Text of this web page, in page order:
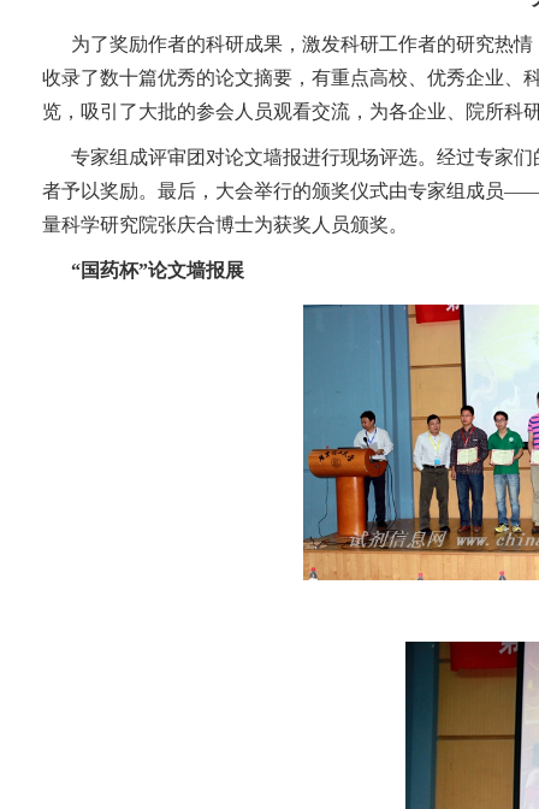
为了奖励作者的科研成果，激发科研工作者的研究热
收录了数十篇优秀的论文摘要，有重点高校、优秀企业、
览，吸引了大批的参会人员观看交流，为各企业、院所科
专家组成评审团对论文墙报进行现场评选。经过专家
者予以奖励。最后，大会举行的颁奖仪式由专家组成员
量科学研究院张庆合博士为获奖人员颁奖。
“国药杯”论文墙报展